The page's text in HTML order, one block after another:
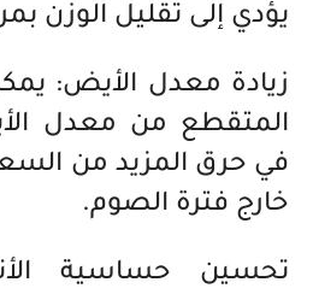
يؤدي إلى تقليل الوزن
زيادة معدل الأيض:
المتقطع من معدل
في حرق المزيد من
خارج فترة الصوم.
تحسين حساسية